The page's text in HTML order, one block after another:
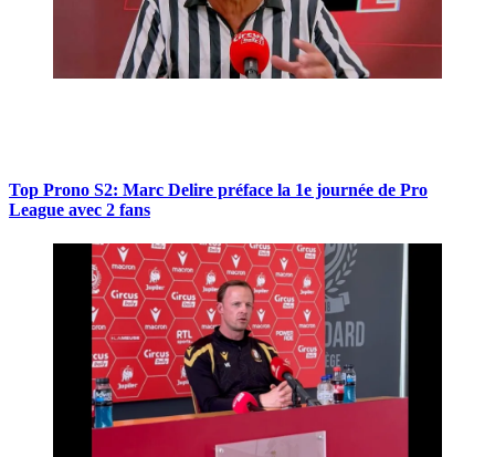
Top Prono S2: Marc Delire préface la 1e journée de Pro
League avec 2 fans